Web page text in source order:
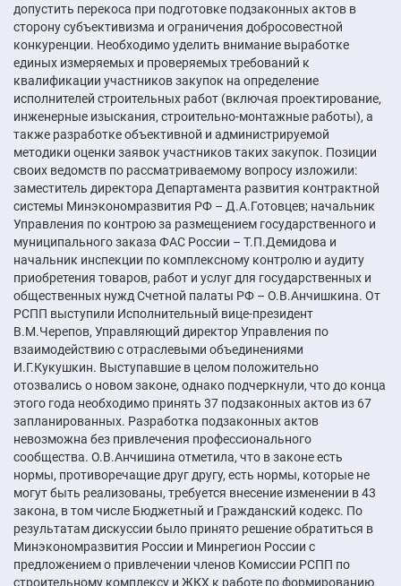
допустить перекоса при подготовке подзаконных актов в
сторону субъективизма и ограничения добросовестной
конкуренции. Необходимо уделить внимание выработке
единых измеряемых и проверяемых требований к
квалификации участников закупок на определение
исполнителей строительных работ (включая проектирование,
инженерные изыскания, строительно-монтажные работы), а
также разработке объективной и администрируемой
методики оценки заявок участников таких закупок. Позиции
своих ведомств по рассматриваемому вопросу изложили:
заместитель директора Департамента развития контрактной
системы Минэкономразвития РФ – Д.А.Готовцев; начальник
Управления по контрою за размещением государственного и
муниципального заказа ФАС России – Т.П.Демидова и
начальник инспекции по комплексному контролю и аудиту
приобретения товаров, работ и услуг для государственных и
общественных нужд Счетной палаты РФ – О.В.Анчишкина. От
РСПП выступили Исполнительный вице-президент
В.М.Черепов, Управляющий директор Управления по
взаимодействию с отраслевыми объединениями
И.Г.Кукушкин. Выступавшие в целом положительно
отозвались о новом законе, однако подчеркнули, что до конца
этого года необходимо принять 37 подзаконных актов из 67
запланированных. Разработка подзаконных актов
невозможна без привлечения профессионального
сообщества. О.В.Анчишина отметила, что в законе есть
нормы, противоречащие друг другу, есть нормы, которые не
могут быть реализованы, требуется внесение изменении в 43
закона, в том числе Бюджетный и Гражданский кодекс. По
результатам дискуссии было принято решение обратиться в
Минэкономразвития России и Минрегион России с
предложением о привлечении членов Комиссии РСПП по
строительному комплексу и ЖКХ к работе по формированию